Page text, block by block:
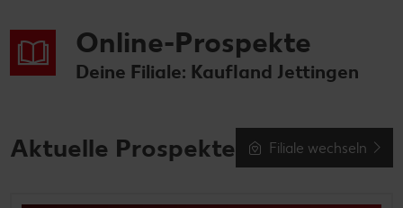
Online-Prospekte
Deine Filiale: Kaufland Jettingen
Aktuelle Prospekte Filiale wechseln